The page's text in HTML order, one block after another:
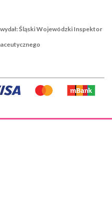
Śląski Wojewódzki Inspektor